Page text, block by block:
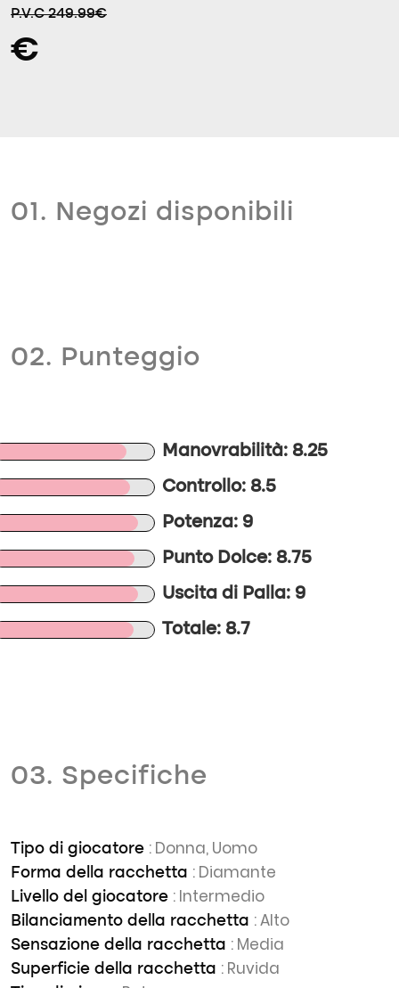
P.V.C 249.99€
€
01. Negozi disponibili
02. Punteggio
Manovrabilità: 8.25
Controllo: 8.5
Potenza: 9
Punto Dolce: 8.75
Uscita di Palla: 9
Totale: 8.7
03. Specifiche
Tipo di giocatore : Donna, Uomo
Forma della racchetta : Diamante
Livello del giocatore : Intermedio
Bilanciamento della racchetta : Alto
Sensazione della racchetta : Media
Superficie della racchetta : Ruvida